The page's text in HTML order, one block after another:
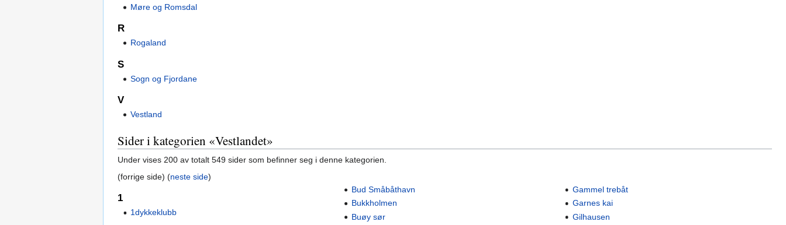
Møre og Romsdal
R
Rogaland
S
Sogn og Fjordane
V
Vestland
Sider i kategorien «Vestlandet»
Under vises 200 av totalt 549 sider som befinner seg i denne kategorien.
(forrige side) (neste side)
1
1dykkeklubb
Bud Småbåthavn
Bukkholmen
Buøy sør
Gammel trebåt
Garnes kai
Gilhausen